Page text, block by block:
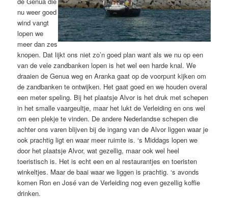
nu weer goed
wind vangt
lopen we
meer dan zes
knopen. Dat lijkt ons niet zo’n goed plan want als we nu op een
van de vele zandbanken lopen is het wel een harde knal. We
draaien de Genua weg en Aranka gaat op de voorpunt kijken om
de zandbanken te ontwijken. Het gaat goed en we houden overal
een meter speling. Bij het plaatsje Alvor is het druk met schepen
in het smalle vaargeultje, maar het lukt de Verleiding en ons wel
om een plekje te vinden. De andere Nederlandse schepen die
achter ons varen blijven bij de ingang van de Alvor liggen waar je
ook prachtig ligt en waar meer ruimte is. ‘s Middags lopen we
door het plaatsje Alvor, wat gezellig, maar ook wel heel
toeristisch is. Het is echt een en al restaurantjes en toeristen
winkeltjes. Maar de baai waar we liggen is prachtig. ‘s avonds
komen Ron en José van de Verleiding nog even gezellig koffie
drinken.